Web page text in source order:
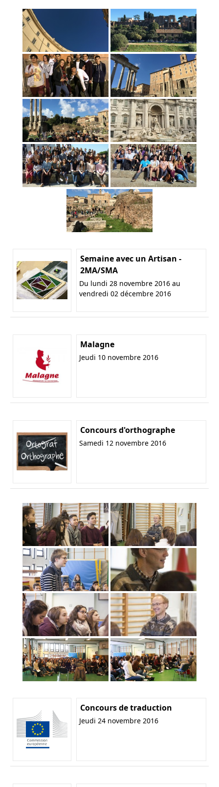
Semaine avec un Artisan -
2MA/SMA
Du lundi 28 novembre 2016 au
vendredi 02 décembre 2016
Malagne
Jeudi 10 novembre 2016
Concours d'orthographe
Samedi 12 novembre 2016
Concours de traduction
Jeudi 24 novembre 2016